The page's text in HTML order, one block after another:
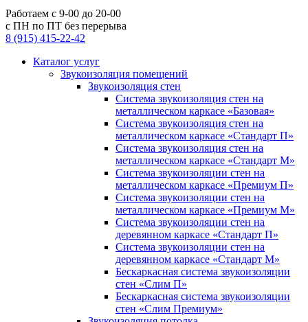
Работаем с 9-00 до 20-00
с ПН по ПТ без перерыва
8 (915) 415-22-42
Каталог услуг
Звукоизоляция помещений
Звукоизоляция стен
Система звукоизоляция стен на
металлическом каркасе «Базовая»
Система звукоизоляция стен на
металлическом каркасе «Стандарт П»
Система звукоизоляция стен на
металлическом каркасе «Стандарт М»
Система звукоизоляции стен на
металлическом каркасе «Премиум П»
Система звукоизоляции стен на
металлическом каркасе «Премиум М»
Система звукоизоляции стен на
деревянном каркасе «Стандарт П»
Система звукоизоляции стен на
деревянном каркасе «Стандарт М»
Бескаркасная система звукоизоляции
стен «Слим П»
Бескаркасная система звукоизоляции
стен «Слим Премиум»